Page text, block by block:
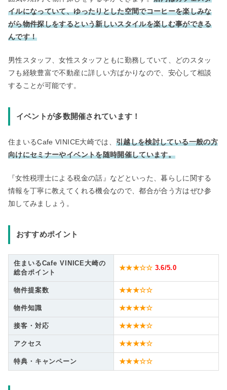
イルになっていて、ゆったりとした空間でコーヒーを楽しみな
がら物件探しをするという新しいスタイルを楽しむ事ができる
んです！
男性スタッフ、女性スタッフともに勤務していて、どのスタッ
フも経験豊富で不動産に詳しい方ばかりなので、安心して相談
することが可能です。
イベントが多数開催されています！
住まいるCafe VINICE大崎では、 引越しを検討している一般の方
向けにセミナーやイベントを随時開催しています。
『女性税理士による税金の話』などといった、暮らしに関する
情報を丁寧に教えてくれる機会なので、都合が合う方はぜひ参
加してみましょう。
おすすめポイント
住まいるCafe VINICE大崎の
総合ポイント
★★★☆☆ 3.6/5.0
物件提案数 ★★★☆☆
物件知識 ★★★★☆
接客・対応 ★★★★☆
アクセス ★★★★☆
特典・キャンペーン ★★★☆☆